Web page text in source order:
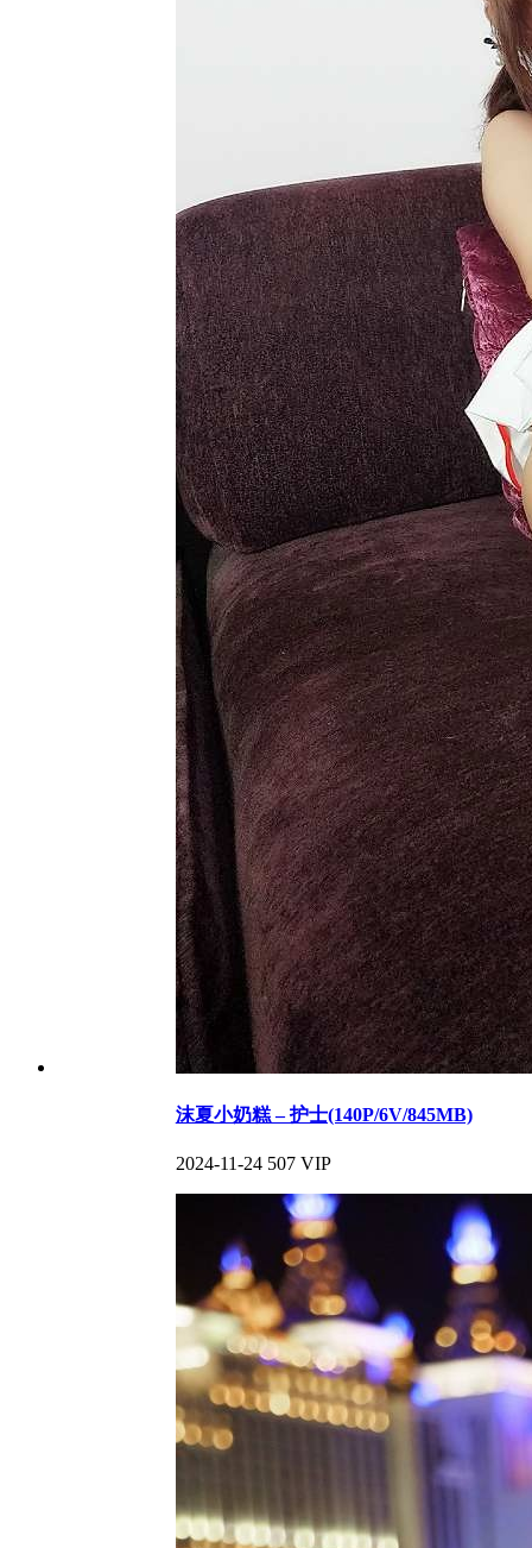
沫夏小奶糕 – 护士(140P/6V/845MB)
2024-11-24 507 VIP